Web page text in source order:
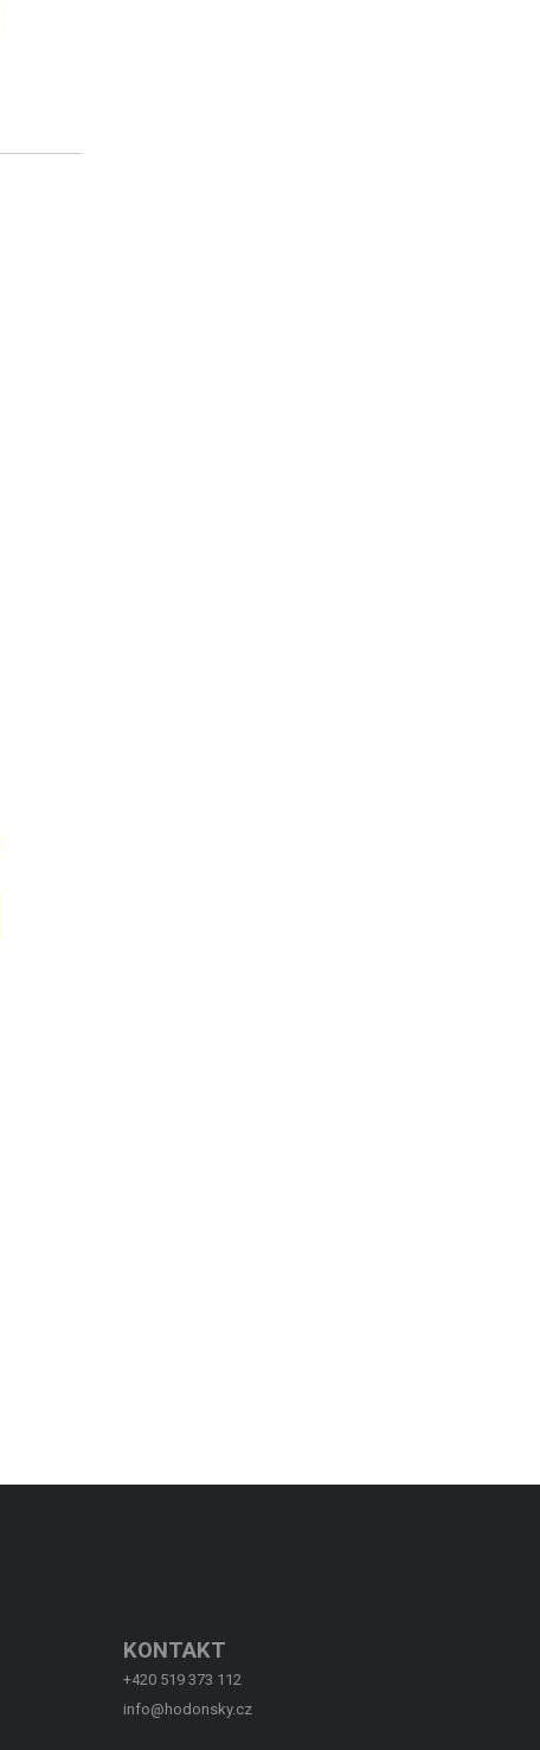
KONTAKT
+420 519 373 112
info@hodonsky.cz